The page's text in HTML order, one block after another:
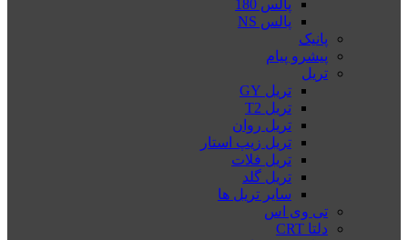
پالس 180
پالس NS
پانیک
پیشرو پیام
تریل
تریل GY
تریل T2
تریل روان
تریل زیپ استار
تریل فلات
تریل گلد
سایر تریل ها
تی وی اس
دلتا CRT